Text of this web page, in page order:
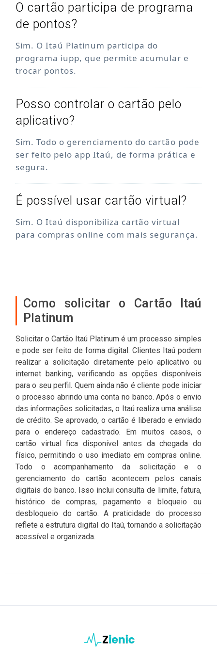
O cartão participa de programa
de pontos?
Sim. O Itaú Platinum participa do
programa iupp, que permite acumular e
trocar pontos.
Posso controlar o cartão pelo
aplicativo?
Sim. Todo o gerenciamento do cartão pode
ser feito pelo app Itaú, de forma prática e
segura.
É possível usar cartão virtual?
Sim. O Itaú disponibiliza cartão virtual
para compras online com mais segurança.
Como solicitar o Cartão Itaú
Platinum
Solicitar o Cartão Itaú Platinum é um processo simples
e pode ser feito de forma digital. Clientes Itaú podem
realizar a solicitação diretamente pelo aplicativo ou
internet banking, verificando as opções disponíveis
para o seu perfil. Quem ainda não é cliente pode iniciar
o processo abrindo uma conta no banco. Após o envio
das informações solicitadas, o Itaú realiza uma análise
de crédito. Se aprovado, o cartão é liberado e enviado
para o endereço cadastrado. Em muitos casos, o
cartão virtual fica disponível antes da chegada do
físico, permitindo o uso imediato em compras online.
Todo o acompanhamento da solicitação e o
gerenciamento do cartão acontecem pelos canais
digitais do banco. Isso inclui consulta de limite, fatura,
histórico de compras, pagamento e bloqueio ou
desbloqueio do cartão. A praticidade do processo
reflete a estrutura digital do Itaú, tornando a solicitação
acessível e organizada.